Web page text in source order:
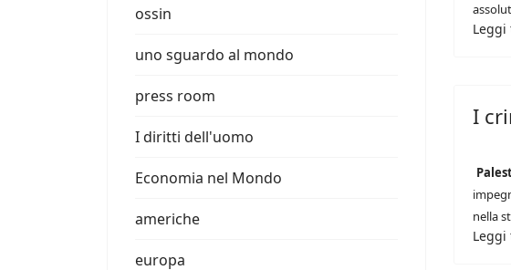
ossin
uno sguardo al mondo
press room
I diritti dell'uomo
Economia nel Mondo
americhe
europa
I
nella